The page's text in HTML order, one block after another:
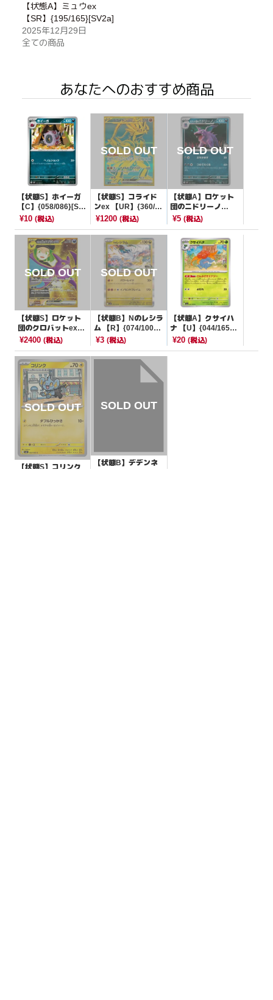
【状態A】ミュウex
【SR】{195/165}[SV2a]
2025年12月29日
全ての商品
あなたへのおすすめ商品
【状態S】ホイーガ
【C】{058/086}[SV1
1B]
¥10 (税込)
【状態S】コライド
ンex 【UR】{360/19
0}[SV4a]
¥1200(税込)
【状態A】ロケット
団のニドリーノ
【C】{062/098}[SV
¥5 (税込)
【状態S】ロケット
団のクロバットex
【UR】{131/098}[S
¥2400 (税込)
【状態B】Nのレシラ
ム 【R】{074/100}
[SV9]
¥3(税込)
【状態A】クサイハ
ナ 【U】{044/165}
[SV2a]
¥20 (税込)
【状態S】コリンク
【状態B】デデンネ